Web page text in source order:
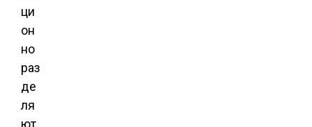
ци
он
но
раз
де
ля
ют